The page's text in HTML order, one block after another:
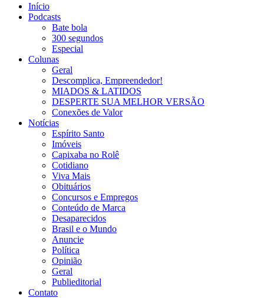
Início
Podcasts
Bate bola
300 segundos
Especial
Colunas
Geral
Descomplica, Empreendedor!
MIADOS & LATIDOS
DESPERTE SUA MELHOR VERSÃO
Conexões de Valor
Notícias
Espírito Santo
Imóveis
Capixaba no Rolê
Cotidiano
Viva Mais
Obituários
Concursos e Empregos
Conteúdo de Marca
Desaparecidos
Brasil e o Mundo
Anuncie
Política
Opinião
Geral
Publieditorial
Contato